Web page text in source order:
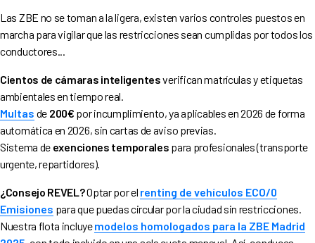
Las ZBE no se toman a la ligera, existen varios controles puestos en
marcha para vigilar que las restricciones sean cumplidas por todos los
conductores...
Cientos de cámaras inteligentesverifican matrículas y etiquetas
ambientales en tiempo real.
Multas de 200€ por incumplimiento, ya aplicables en 2026 de forma
automática en 2026, sin cartas de aviso previas.
Sistema de exenciones temporales para profesionales (transporte
urgente, repartidores).
¿Consejo REVEL?Optar por el renting de vehículos ECO/0
Emisiones para que puedas circular por la ciudad sin restricciones.
Nuestra flota incluyemodelos homologados para la ZBE Madrid